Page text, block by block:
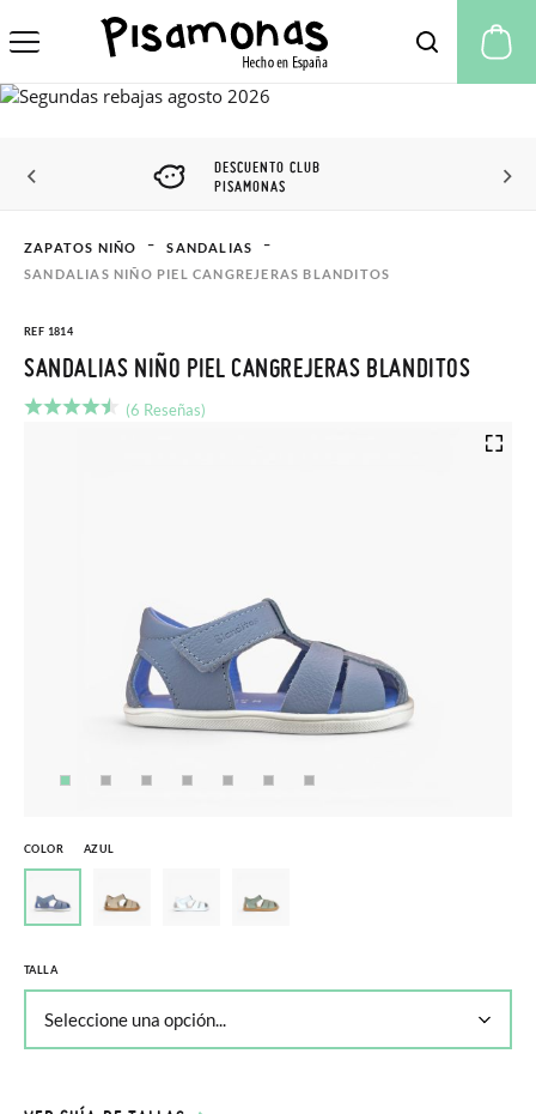
DESCUENTO CLUB
PISAMONAS
ZAPATOS NIÑO
SANDALIAS
SANDALIAS NIÑO PIEL CANGREJERAS BLANDITOS
REF 1814
SANDALIAS NIÑO PIEL CANGREJERAS BLANDITOS
(6 Reseñas)
COLOR AZUL
TALLA